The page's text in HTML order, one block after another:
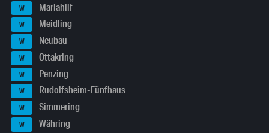
W Mariahilf
W Meidling
W Neubau
W Ottakring
W Penzing
W Rudolfsheim-Fünfhaus
W Simmering
W Währing